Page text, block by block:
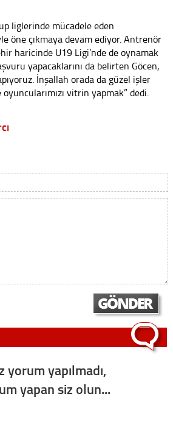
liglerinde mücadele eden
öne çıkmaya devam ediyor. Antrenör
haricinde U19 Ligi’nde de oynamak
yapacaklarını da belirten Göcen,
İnşallah orada da güzel işler
oyuncularımızı vitrin yapmak” dedi.
yorum yapılmadı,
yapan siz olun...